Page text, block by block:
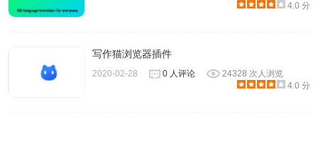
4.0 分
写作猫浏览器插件
2020-02-28 0 人评论
24328 次人浏览
4.0 分